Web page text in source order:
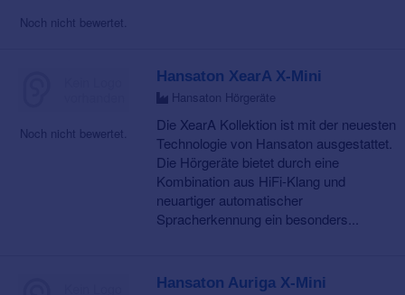
Noch nicht bewertet.
Noch nicht bewertet.
Hansaton XearA X-Mini
Hansaton Hörgeräte
Die XearA Kollektion ist mit der neuesten
Technologie von Hansaton ausgestattet.
Die Hörgeräte bietet durch eine
Kombination aus HiFi-Klang und
neuartiger automatischer
Spracherkennung ein besonders...
Hansaton Auriga X-Mini